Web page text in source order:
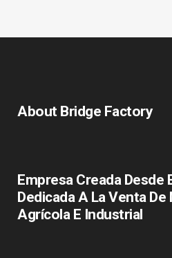
About Bridge Factory
Empresa Creada Desde
Dedicada A La Venta De
Agrícola E Industrial